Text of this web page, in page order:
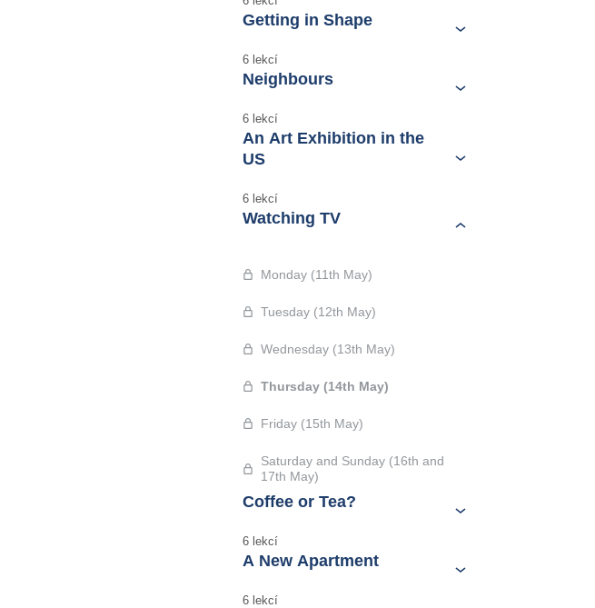
Getting in Shape
6 lekcí
Neighbours
6 lekcí
An Art Exhibition in the
US
6 lekcí
Watching TV
Monday (11th May)
Tuesday (12th May)
Wednesday (13th May)
Thursday (14th May)
Friday (15th May)
Saturday and Sunday (16th and
17th May)
Coffee or Tea?
6 lekcí
A New Apartment
6 lekcí